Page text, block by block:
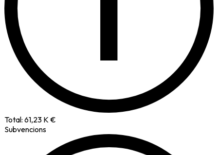
Total: 61,23 K €
Subvencions